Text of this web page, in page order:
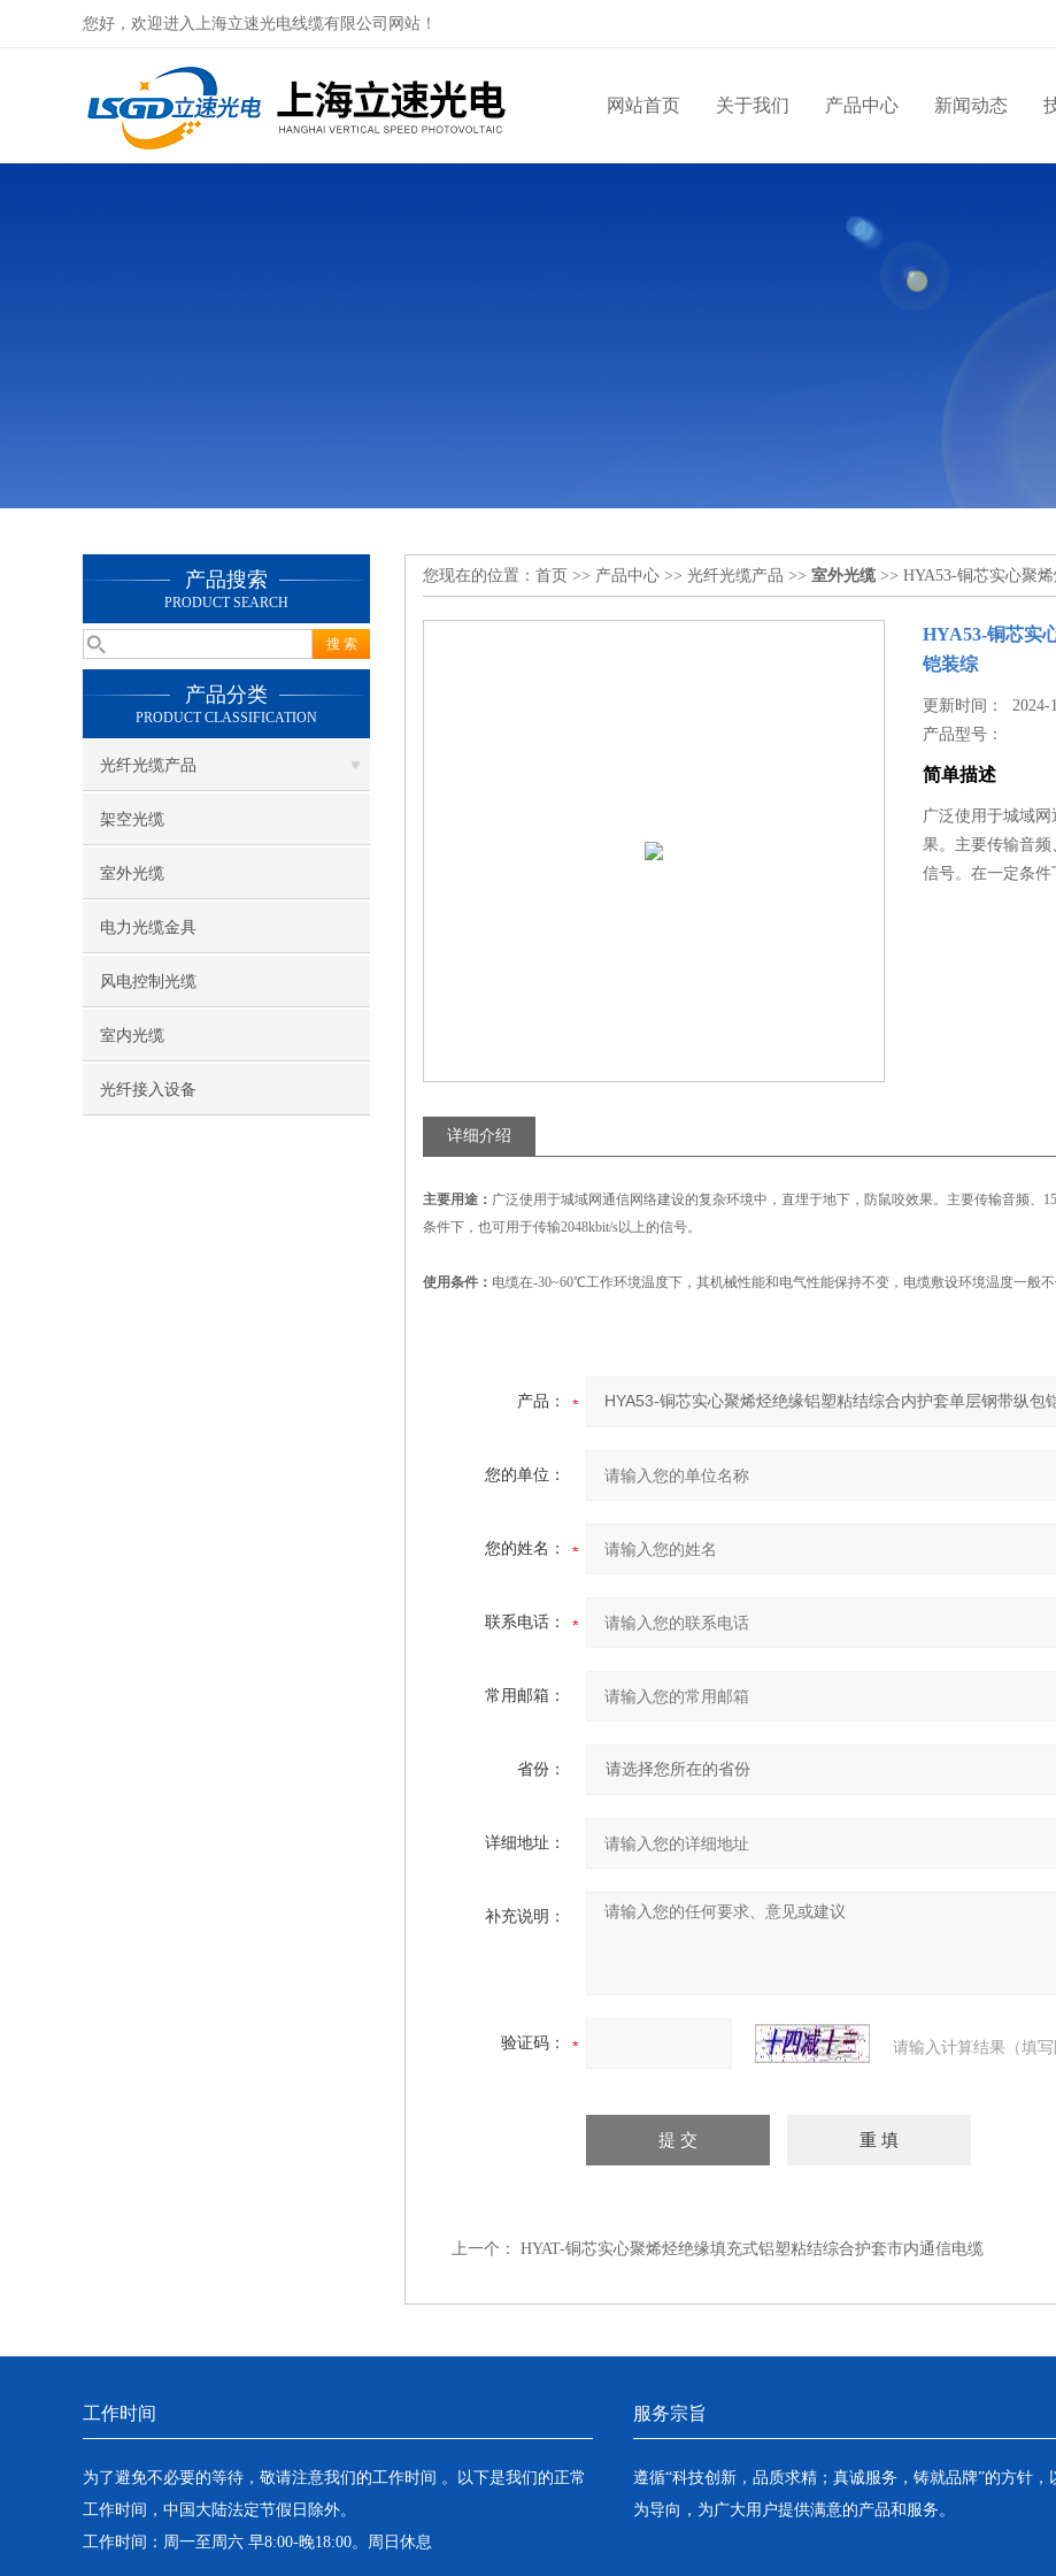
您好，欢迎进入上海立速光电线缆有限公司网站！
网站首页 关于我们 产品中心 新闻动态
产品搜索
PRODUCT SEARCH
产品分类
PRODUCT CLASSIFICATION
光纤光缆产品
架空光缆
室外光缆
电力光缆金具
风电控制光缆
室内光缆
光纤接入设备
您现在的位置： 首页 >> 产品中心 >> 光纤光缆产品 >> 室外光缆>> HYA53-铜芯实心聚
HYA53-铜芯实
铠装综
更新时间： 2024-
产品型号：
简单描述
广泛使用于城域
果。主要传输音频
信号。在一定条件
详细介绍
主要用途： 广泛使用于城域网通信网络建设的复杂环境中，直埋于地下，防鼠咬效果。主要传输音频、
条件下，也可用于传输2048kbit/s以上的信号。
使用条件： 电缆在-30~60℃工作环境温度下，其机械性能和电气性能保持不变，电缆敷设环境温度一般不
产品：
您的单位：
您的姓名：
联系电话：
常用邮箱：
省份：
详细地址：
补充说明：
验证码： 请输入计算结果（填
上一个： HYAT-铜芯实心聚烯烃绝缘填充式铝塑粘结综合护套市内通信电缆
工作时间
为了避免不必要的等待，敬请注意我们的工作时间 。以下是我们的正常
工作时间，中国大陆法定节假日除外。
工作时间：周一至周六 早8:00-晚18:00。周日休息
服务宗旨
遵循“科技创新，品质求精；真诚服务，铸就品牌”的方针，
为导向，为广大用户提供满意的产品和服务。